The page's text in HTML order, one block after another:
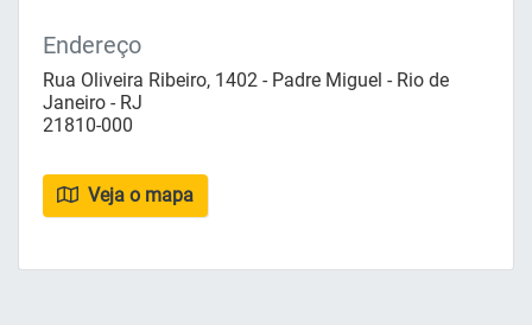
Endereço
Rua Oliveira Ribeiro, 1402 - Padre Miguel - Rio de
Janeiro - RJ
21810-000
Veja o mapa